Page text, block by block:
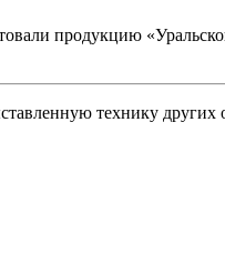
продукцию
технику других